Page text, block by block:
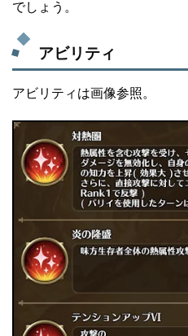
でしょう。
アビリティ
アビリティは画像参照。